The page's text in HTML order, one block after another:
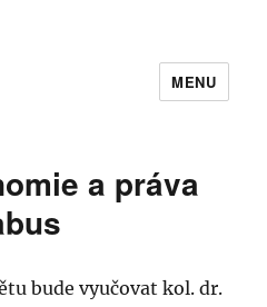
MENU
a práva
bude vyučovat kol. dr.